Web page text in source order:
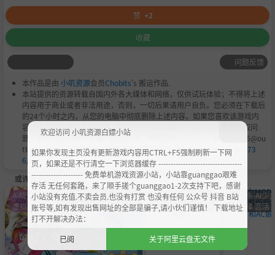
赞 +2
收藏
问题反馈
本作品是由 小叽资源会员Chobits's 搬运作品.
本站提供的资源转载自国内外各大媒体和网络，仅供试玩体验；不得将上述
内容用于商业或者非法用途，否则，一切后果请用户自负。您必须在下载后
的24个小时之内，从您的电脑中彻底删除上述内容。如果您喜欢该游戏内
容，请支持正版，购买注册，得到更好的正版服务。我们非常重视版权问
题，如有侵权请邮件与我们联系处理。敬请谅解！E-mail：acgbns666@ou
tlook.com，我们会在第一时间断开下载链接 https://steamzg.com/673
6/ 。
或许您会喜欢
A-绕过D加密
虚拟机
角色卡-AI少女 甜心
选择 恋活
角色卡-AI少女 甜
心选择 恋活
角色卡-AI少
心选择 恋活
欢迎访问 小叽资源白嫖小站
如果你发现主页没有更新游戏内容用CTRL+F5强制刷新一下网
页，如果还是不行清空一下浏览器缓存 ----------------------------------
--------------------- 免费单机游戏资源小站，小站靠guanggao艰难
存活 无任何套路，来了顺手搓个guanggao1-2次支持下吧，感谢
小站没有充值.不卖会员.也没有打赏 也没有任何 公众号 抖音 B站
账号等,如有发现出售网址的全部是骗子,请小伙们谨慎！ 下载地址
打不开解决办法：
已阅
关于阿里云盘无文件